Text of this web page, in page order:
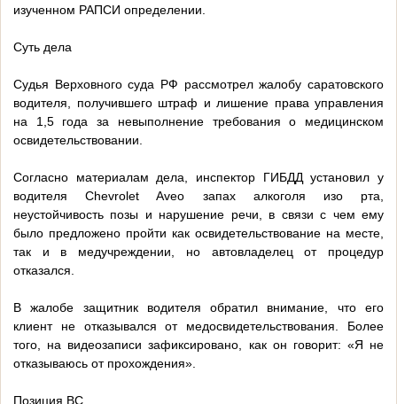
изученном РАПСИ определении.
Суть дела
Судья Верховного суда РФ рассмотрел жалобу саратовского
водителя, получившего штраф и лишение права управления
на 1,5 года за невыполнение требования о медицинском
освидетельствовании.
Согласно материалам дела, инспектор ГИБДД установил у
водителя Chevrolet Aveo запах алкоголя изо рта,
неустойчивость позы и нарушение речи, в связи с чем ему
было предложено пройти как освидетельствование на месте,
так и в медучреждении, но автовладелец от процедур
отказался.
В жалобе защитник водителя обратил внимание, что его
клиент не отказывался от медосвидетельствования. Более
того, на видеозаписи зафиксировано, как он говорит: «Я не
отказываюсь от прохождения».
Позиция ВС